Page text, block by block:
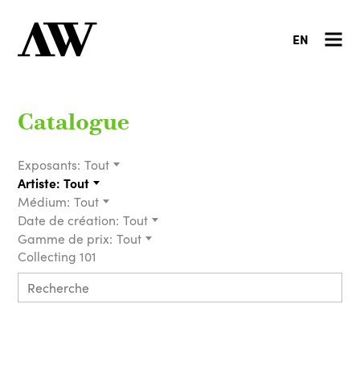
EN
Catalogue
Exposants: Tout
Artiste: Tout
Médium: Tout
Date de création: Tout
Gamme de prix: Tout
Collecting 101